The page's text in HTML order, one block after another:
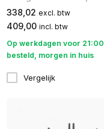
338,02 excl. btw
409,00 incl. btw
Op werkdagen voor 21:00
besteld, morgen in huis
Vergelijk